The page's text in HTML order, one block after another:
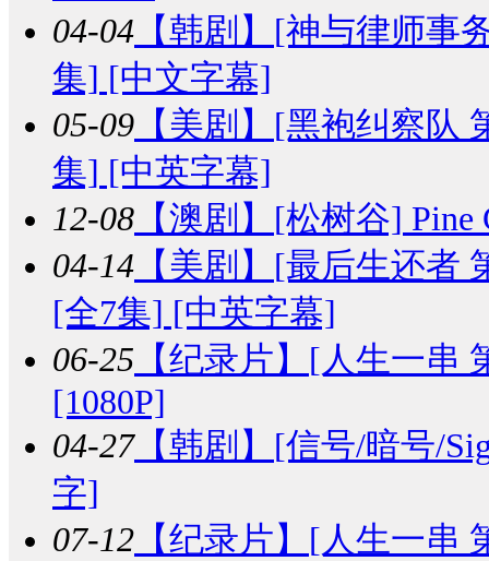
04-04 【韩剧】 [神与律师事
集] [中文字幕]
05-09 【美剧】 [黑袍纠察队
集] [中英字幕]
12-08 【澳剧】 [松树谷] Pine
04-14 【美剧】 [最后生还者
[全7集] [中英字幕]
06-25 【纪录片】 [人生一串
[1080P]
04-27【韩剧】 [信号/暗号/
字]
07-12 【纪录片】 [人生一串